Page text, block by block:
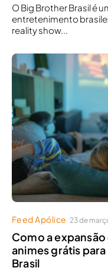
O Big Brother Brasil é
entretenimento
reality show...
Feed Apólice 23 de
Como a
animes grátis
Brasil